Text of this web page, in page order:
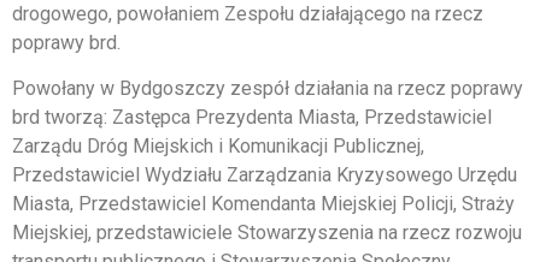
drogowego, powołaniem Zespołu działającego na rzecz
poprawy brd.
Powołany w Bydgoszczy zespół działania na rzecz poprawy
brd tworzą: Zastępca Prezydenta Miasta, Przedstawiciel
Zarządu Dróg Miejskich i Komunikacji Publicznej,
Przedstawiciel Wydziału Zarządzania Kryzysowego Urzędu
Miasta, Przedstawiciel Komendanta Miejskiej Policji, Straży
Miejskiej, przedstawiciele Stowarzyszenia na rzecz rozwoju